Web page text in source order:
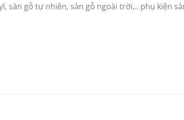
sàn gỗ tự nhiên, sàn gỗ ngoài trời,.. phụ kiện